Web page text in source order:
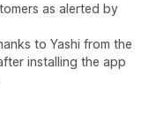
as alerted by
to Yashi from the
installing the app